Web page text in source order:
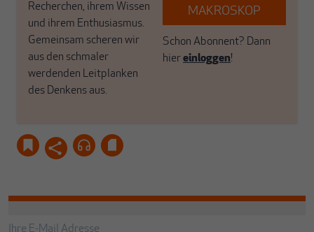
Recherchen, ihrem Wissen
und ihrem Enthusiasmus.
Gemeinsam scheren wir
aus den schmaler
werdenden Leitplanken
des Denkens aus.
MAKROSKOP
Schon Abonnent? Dann
hiereinloggen!